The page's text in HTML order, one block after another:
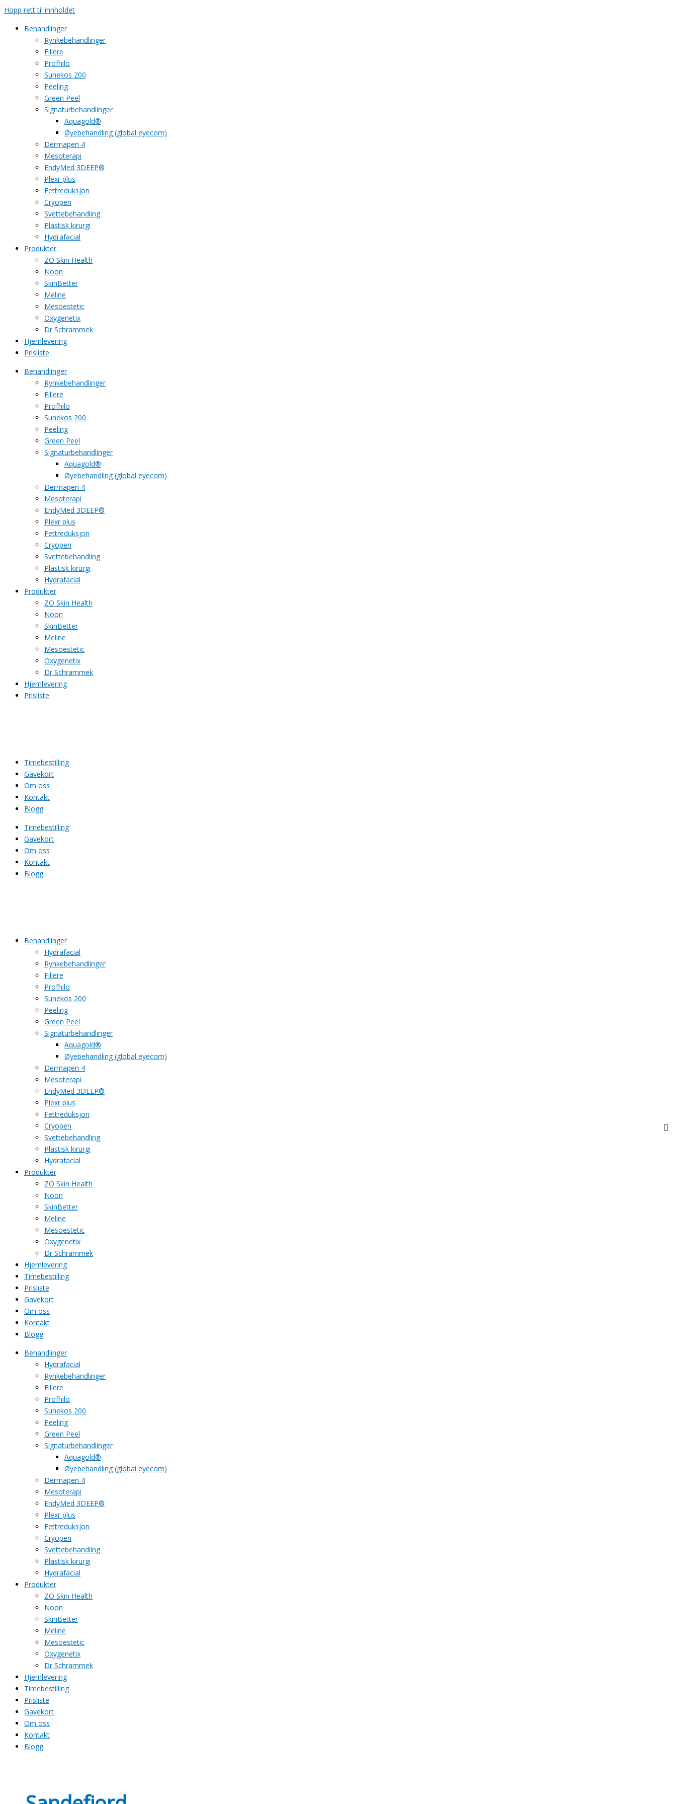
Hopp rett til innholdet
Behandlinger
Rynkebehandlinger
Fillere
Profhilo
Sunekos 200
Peeling
Green Peel
Signaturbehandlinger
Aquagold®
Øyebehandling (global eyecom)
Dermapen 4
Mesoterapi
EndyMed 3DEEP®
Plexr plus
Fettreduksjon
Cryopen
Svettebehandling
Plastisk kirurgi
Hydrafacial
Produkter
ZO Skin Health
Noon
SkinBetter
Meline
Mesoestetic
Oxygenetix
Dr Schrammek
Hjemlevering
Prisliste
Behandlinger
Rynkebehandlinger
Fillere
Profhilo
Sunekos 200
Peeling
Green Peel
Signaturbehandlinger
Aquagold®
Øyebehandling (global eyecom)
Dermapen 4
Mesoterapi
EndyMed 3DEEP®
Plexr plus
Fettreduksjon
Cryopen
Svettebehandling
Plastisk kirurgi
Hydrafacial
Produkter
ZO Skin Health
Noon
SkinBetter
Meline
Mesoestetic
Oxygenetix
Dr Schrammek
Hjemlevering
Prisliste
Timebestilling
Gavekort
Om oss
Kontakt
Blogg
Timebestilling
Gavekort
Om oss
Kontakt
Blogg
Behandlinger
Hydrafacial
Rynkebehandlinger
Fillere
Profhilo
Sunekos 200
Peeling
Green Peel
Signaturbehandlinger
Aquagold®
Øyebehandling (global eyecom)
Dermapen 4
Mesoterapi
EndyMed 3DEEP®
Plexr plus
Fettreduksjon
Cryopen
Svettebehandling
Plastisk kirurgi
Hydrafacial
Produkter
ZO Skin Health
Noon
SkinBetter
Meline
Mesoestetic
Oxygenetix
Dr Schrammek
Hjemlevering
Timebestilling
Prisliste
Gavekort
Om oss
Kontakt
Blogg
Behandlinger
Hydrafacial
Rynkebehandlinger
Fillere
Profhilo
Sunekos 200
Peeling
Green Peel
Signaturbehandlinger
Aquagold®
Øyebehandling (global eyecom)
Dermapen 4
Mesoterapi
EndyMed 3DEEP®
Plexr plus
Fettreduksjon
Cryopen
Svettebehandling
Plastisk kirurgi
Hydrafacial
Produkter
ZO Skin Health
Noon
SkinBetter
Meline
Mesoestetic
Oxygenetix
Dr Schrammek
Hjemlevering
Timebestilling
Prisliste
Gavekort
Om oss
Kontakt
Blogg